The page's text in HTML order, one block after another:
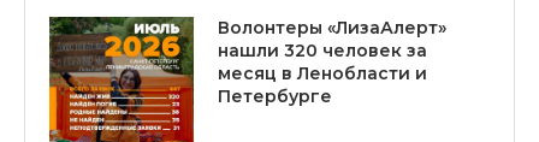
Волонтеры «ЛизаАлерт»
нашли 320 человек за
месяц в Ленобласти и
Петербурге